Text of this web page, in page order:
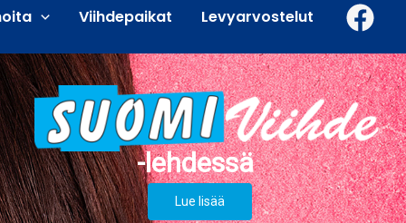
Viihdepaikat Levyarvostelut
Lue lisää